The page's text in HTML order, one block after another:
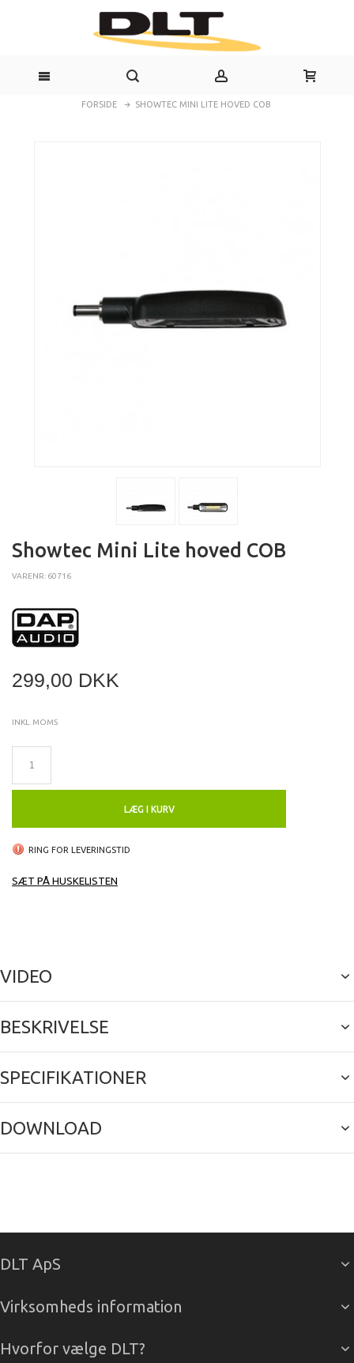
FORSIDE SHOWTEC MINI LITE HOVED COB
Showtec Mini Lite hoved COB
VARENR: 60716
299,00 DKK
INKL. MOMS
LÆG I KURV
RING FOR LEVERINGSTID
SÆT PÅ HUSKELISTEN
VIDEO
BESKRIVELSE
SPECIFIKATIONER
DOWNLOAD
DLT ApS
Virksomheds information
Hvorfor vælge DLT?